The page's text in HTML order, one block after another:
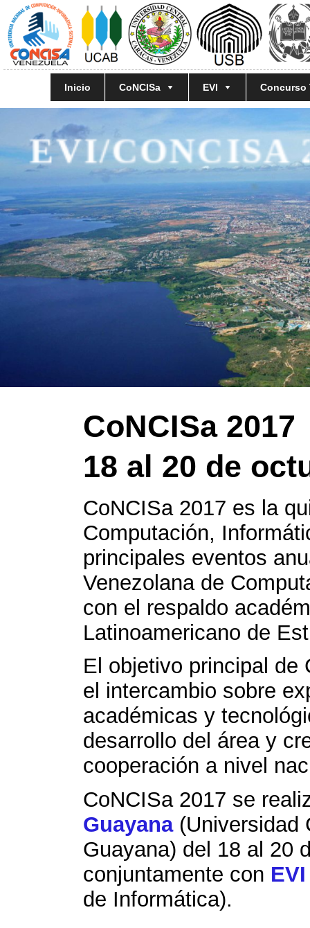
Inicio CoNCISa EVI Concurso
EVI/
CoNCISa 2017
18 al 20 de
CoNCISa 2017 es la
Computación,
principales eventos
Venezolana de
con el respaldo
Latinoamericano de
El objetivo principal de
el intercambio sobre
académicas y
desarrollo del área y
cooperación a nivel
CoNCISa 2017 se
Guayana(Universidad
Guayana) del 18 al 20
conjuntamente con
de Informática).